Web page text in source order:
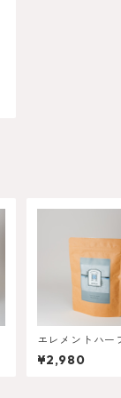
エレメントハー
ー - Water 水 -
¥2,980